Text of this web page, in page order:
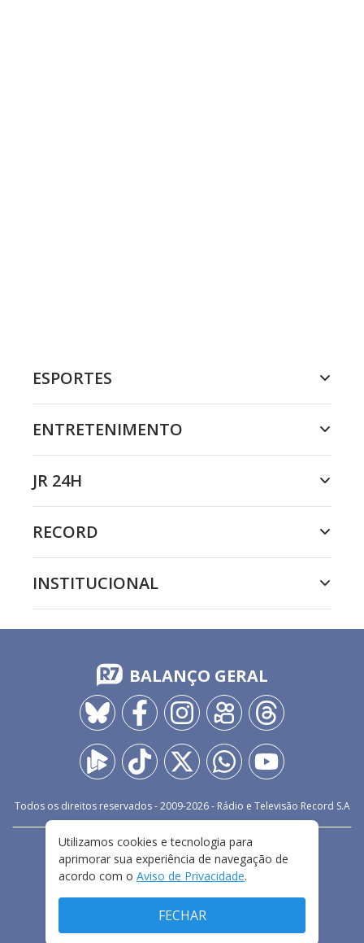
ESPORTES
ENTRETENIMENTO
JR 24H
RECORD
INSTITUCIONAL
BALANÇO GERAL
Todos os direitos reservados - 2009-2026- Rádio e Televisão Record S.A
FALE CONOSCO
PRIVACIDADE
TERMOS E CONDIÇÕES DE USO
Utilizamos cookies e tecnologia para
aprimorar sua experiência de navegação de
acordo com o Aviso de Privacidade.
FECHAR